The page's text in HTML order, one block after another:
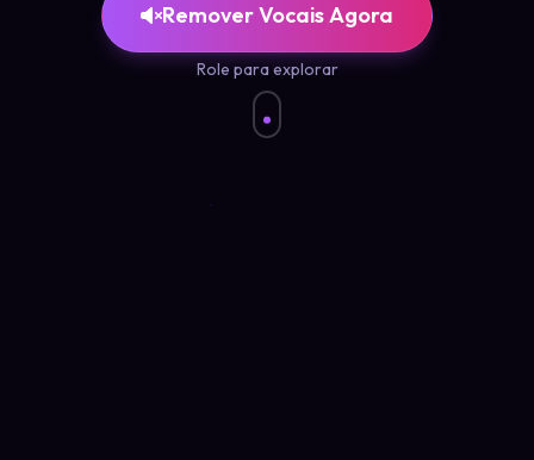
Remover Vocais Agora
Role para explorar